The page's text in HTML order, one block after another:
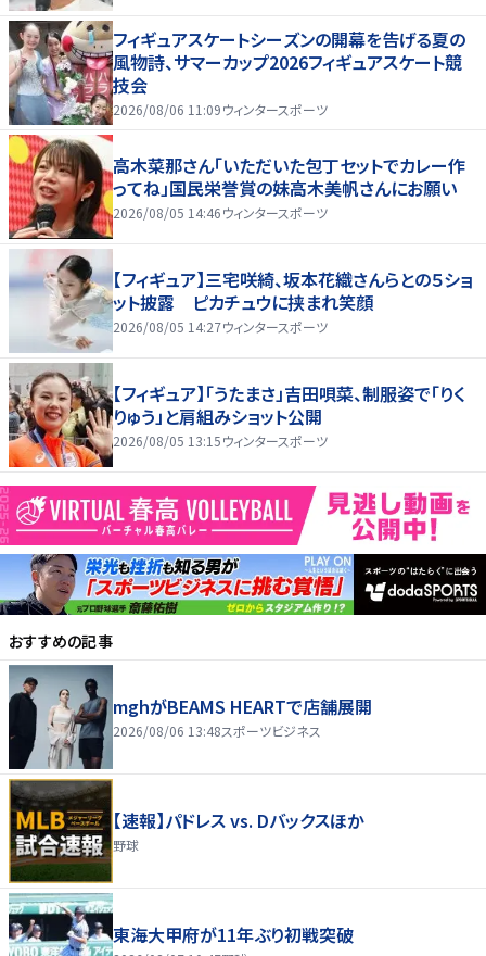
フィギュアスケートシーズンの開幕を告げる夏の
風物詩、サマーカップ2026フィギュアスケート競
技会
2026/08/06 11:09ウィンタースポーツ
高木菜那さん「いただいた包丁セットでカレー作
ってね」国民栄誉賞の妹高木美帆さんにお願い
2026/08/05 14:46ウィンタースポーツ
【フィギュア】三宅咲綺、坂本花織さんらとの５ショ
ット披露 ピカチュウに挟まれ笑顔
2026/08/05 14:27ウィンタースポーツ
【フィギュア】「うたまさ」吉田唄菜、制服姿で「りく
りゅう」と肩組みショット公開
2026/08/05 13:15ウィンタースポーツ
おすすめの記事
mghがBEAMS HEARTで店舗展開
2026/08/06 13:48スポーツビジネス
【速報】パドレス vs. Dバックスほか
野球
東海大甲府が11年ぶり初戦突破